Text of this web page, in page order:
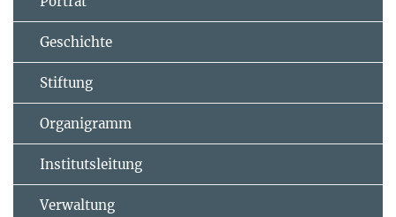
Geschichte
Stiftung
Organigramm
Institutsleitung
Verwaltung